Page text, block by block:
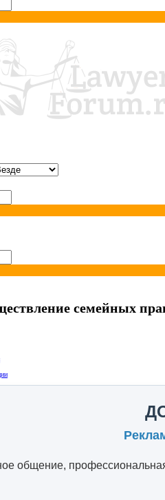
семейных
общение,